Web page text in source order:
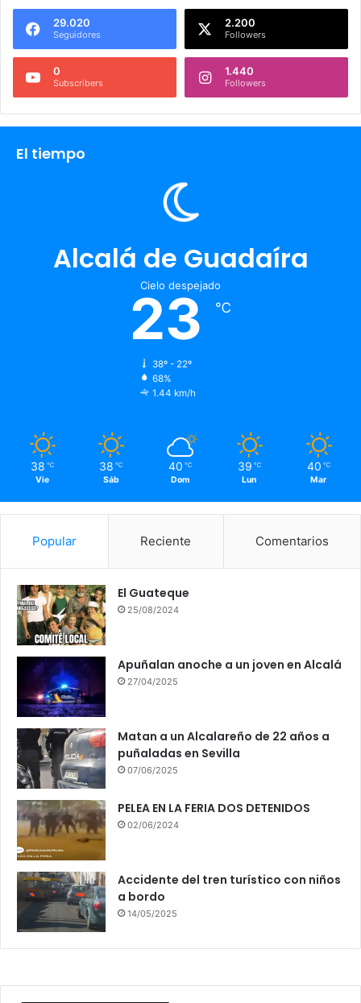
29.020
Seguidores
2.200
Followers
0
Subscribers
1.440
Followers
El tiempo
Alcalá de Guadaíra
Cielo despejado
23 ℃
38º - 22º
68%
1.44 km/h
38 ℃
Vie
38 ℃
Sáb
40 ℃
Dom
39 ℃
Lun
40 ℃
Mar
Popular Reciente Comentarios
El Guateque
25/08/2024
Apuñalan anoche a un joven en Alcalá
27/04/2025
Matan a un Alcalareño de 22 años a
puñaladas en Sevilla
07/06/2025
PELEA EN LA FERIA DOS DETENIDOS
02/06/2024
Accidente del tren turístico con niños
a bordo
14/05/2025